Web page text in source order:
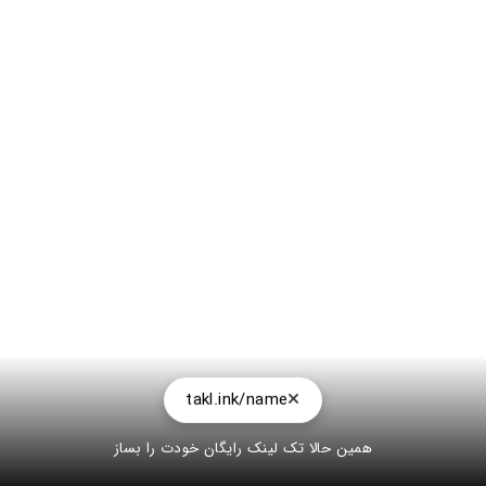
takl.ink/name
همین حالا تک لینک رایگان خودت را بساز